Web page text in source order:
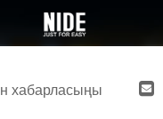
хабарласыңы